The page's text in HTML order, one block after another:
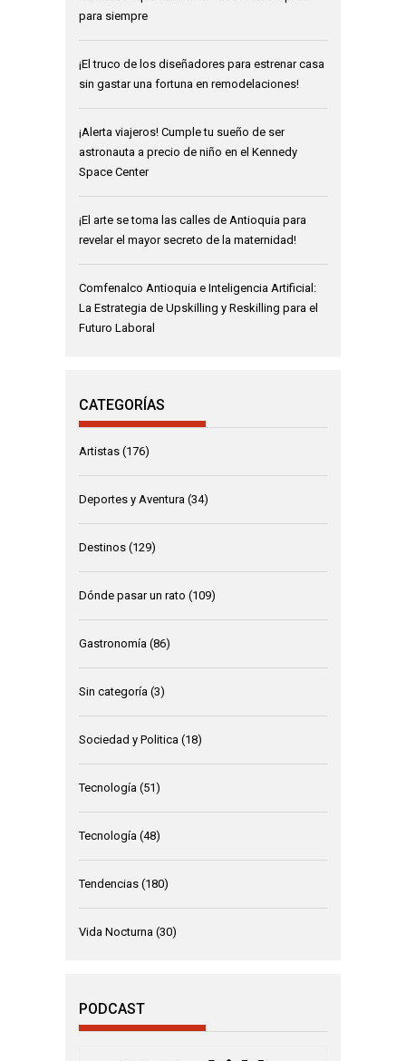
para siempre
¡El truco de los diseñadores para estrenar casa
sin gastar una fortuna en remodelaciones!
¡Alerta viajeros! Cumple tu sueño de ser
astronauta a precio de niño en el Kennedy
Space Center
¡El arte se toma las calles de Antioquia para
revelar el mayor secreto de la maternidad!
Comfenalco Antioquia e Inteligencia Artificial:
La Estrategia de Upskilling y Reskilling para el
Futuro Laboral
CATEGORÍAS
Artistas (176)
Deportes y Aventura (34)
Destinos (129)
Dónde pasar un rato (109)
Gastronomía (86)
Sin categoría (3)
Sociedad y Politica (18)
Tecnología (51)
Tecnología (48)
Tendencias (180)
Vida Nocturna (30)
PODCAST